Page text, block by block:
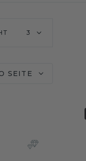
3
SEITE